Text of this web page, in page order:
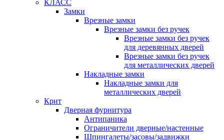
КЛАСС
Замки
Врезные замки
Врезные замки без ручек
Врезные замки без ручек
для деревянных дверей
Врезные замки без ручек
для металлических дверей
Накладные замки
Накладные замки для
металлических дверей
Крит
Дверная фурнитура
Антипаника
Ограничители дверные/настенные
Шпингалеты/засовы/задвижки